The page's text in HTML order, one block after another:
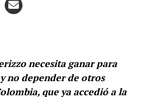
necesita ganar para
no depender de otros
que ya accedió a la